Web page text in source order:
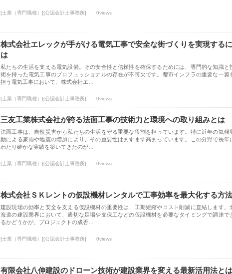
[士業（専門職種）][公認会計士事務所] 0views
株式会社エレックが手がける電気工事で安全な街づくりを実現するに
は
私たちの生活を支える電気設備。その安全性と信頼性を確保するためには、専門的な知識と
術を持った電気工事のプロフェッショナルの存在が不可欠です。都市インフラの重要な一翼
担う電気工事において、株式会社エ…
[士業（専門職種）][公認会計士事務所] 0views
三友工業株式会社が誇る法面工事の技術力と環境への取り組みとは
法面工事は、自然災害から私たちの生活を守る重要な役割を担っています。特に近年の気候
動による豪雨や地震の増加により、その重要性はますます高まっています。この分野で長年
わたり確かな実績を築いてきたのが…
[士業（専門職種）][公認会計士事務所] 0views
株式会社ＳＫレントの仮設機材レンタルで工事効率を最大化する方法
建設現場の効率と安全を支える仮設機材の重要性は、工期短縮やコスト削減に直結します。
海道の建設業界において、適切な足場や支保工などの仮設機材を必要なタイミングで調達で
るかどうかが、プロジェクトの成否…
[士業（専門職種）][公認会計士事務所] 0views
有限会社八伸建設のドローン技術が建設業界を変える最新活用法とは